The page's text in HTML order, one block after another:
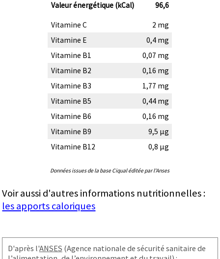
Valeur énergétique (kCal) 96,6
Vitamine C
2 mg
Vitamine E
0,4 mg
Vitamine B1
0,07 mg
Vitamine B2
0,16 mg
Vitamine B3
1,77 mg
Vitamine B5
0,44 mg
Vitamine B6
0,16 mg
Vitamine B9
9,5 µg
Vitamine B12
0,8 µg
Données issues de la base Ciqual éditée par l'Anses
Voir aussi d'autres informations nutritionnelles :
les apports caloriques
D'après l'ANSES (Agence nationale de sécurité sanitaire de